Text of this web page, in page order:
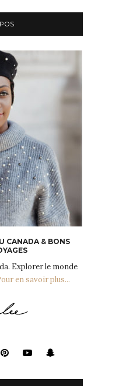
CANADA & BONS
Explorer le monde
en savoir plus...